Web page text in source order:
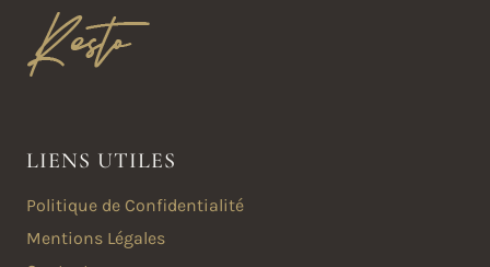
LIENS UTILES
Politique de Confidentialité
Mentions Légales